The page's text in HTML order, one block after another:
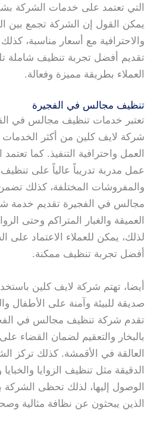
التي تعتمد على خدمات الشركة
يمكن القول إن الشركة تجمع بين
والاحترافية مع أسعار مناسبة،
تقديم أفضل تجربة تنظيف شاملة
العملاء بطريقة مميزة وفعالة.
تنظيف مجالس في الفجيرة
تعتبر خدمات تنظيف مجالس في
شركة لايف كلين من أكثر الخدمات
العمل واحترافية التنفيذ. كما
عمل مدربة تدريباً عالياً على
والمفروشات المختلفة، كذلك
مجالس في الفجيرة تقديم خدمة
العميقة والغبار المتراكم وحتى
لذلك، يمكن للعملاء الاعتماد
أفضل تجربة تنظيف ممكنة.
أيضا، تهتم شركة لايف كلين
صديقة للبيئة وآمنة على الأطفال
تقدم شركة تنظيف مجالس في
بالبخار والتعقيم لضمان القضاء على
العالقة في الأقمشة. كذلك تركز
الدقيقة مثل تنظيف الزوايا
الوصول إليها، لذلك تحظى الشركة
الذين يبحثون عن نظافة مثالية